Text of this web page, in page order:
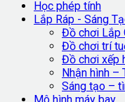
Học phép tính
Lắp Ráp - Sáng
Đồ chơi Lắp
Đồ chơi trí
Đồ chơi xếp
Nhận hình –
Sáng tạo –